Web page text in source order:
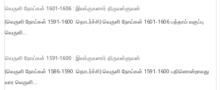
வெருளி நோய்கள் 1601-1606 : இலக்குவனார் திருவள்ளுவன்
(வெருளி நோய்கள் 1591-1600 :தொடர்ச்சி) வெருளி நோய்கள் 1601-1606 பத்தாம் வகுப்பு
வெருளி...
வெருளி நோய்கள் 1591-1600 : இலக்குவனார் திருவள்ளுவன்
(வெருளி நோய்கள் 1586-1590 :தொடர்ச்சி) வெருளி நோய்கள் 1591-1600 பதினொன்றாவது
வார வெருளி...